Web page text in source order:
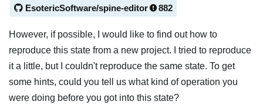
EsotericSoftware/spine-editor
882
However, if possible, I would like to find out how to
reproduce this state from a new project. I tried to reproduce
it a little, but I couldn't reproduce the same state. To get
some hints, could you tell us what kind of operation you
were doing before you got into this state?